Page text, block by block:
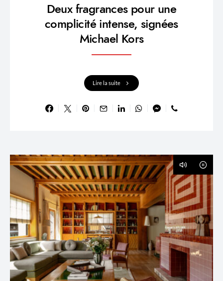
Deux fragrances pour une
complicité intense, signées
Michael Kors
Lire la suite